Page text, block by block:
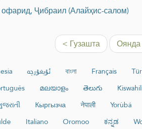
Ҷибраил (Алайҳис-салом)
< Гузашта
ئۇيغۇرچە বাংলা Français
മലയാളം తెలుగు
Кыргызча नेपाली Yorùbá
Italiano Oromoo ಕನ್ನಡ